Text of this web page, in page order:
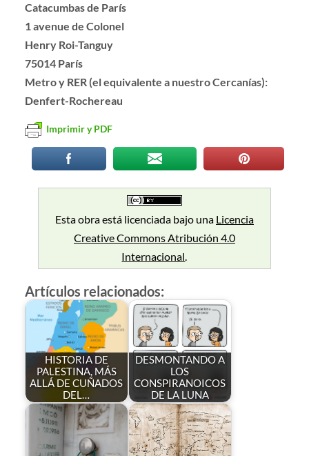
Catacumbas de París
1 avenue de Colonel
Henry Roi-Tanguy
75014 París
Metro y RER (el equivalente a nuestro Cercanías):
Denfert-Rochereau
Imprimir y PDF
Esta obra está licenciada bajo una Licencia
Creative Commons Atribución 4.0
Internacional
Artículos relacionados:
HISTORIA DE
PALESTINA, MÁS
ALLÁ DE CUÑADOS
DEL…
DESMONTANDO A
LOS
CONSPIRANOICOS
DE LA LUNA